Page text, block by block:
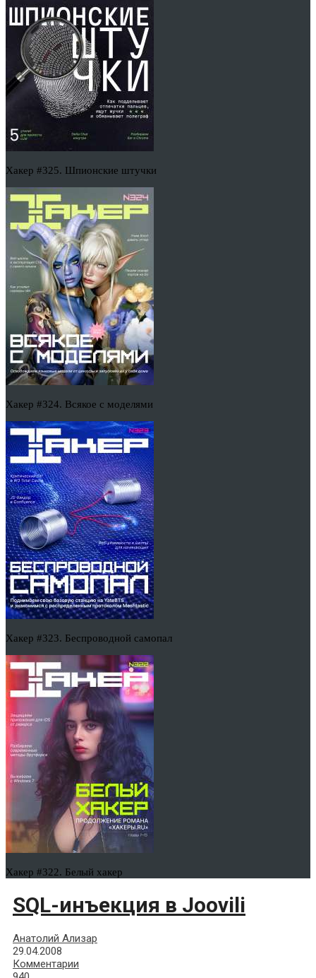
Хакер #325. Шпионские штучки
Хакер #324. Всякое с моделями
Хакер #323. Беспроводной самопал
Хакер #322. Белый хакер
SQL-инъекция в Joovili
Анатолий Ализар
29.04.2008
Комментарии